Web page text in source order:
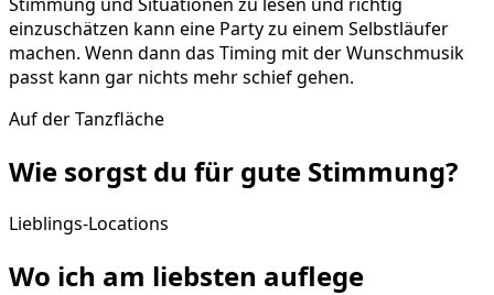
einzuschätzen kann eine Party zu einem Selbstläufer
machen. Wenn dann das Timing mit der Wunschmusik
passt kann gar nichts mehr schief gehen.
Auf der Tanzfläche
Wie sorgst du für gute Stimmung?
Lieblings-Locations
Wo ich am liebsten auflege